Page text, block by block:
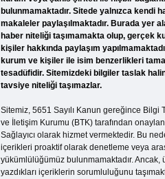
bulunmamaktadır. Sitede yalnızca kendi
makaleler paylaşılmaktadır. Burada yer
haber niteliği taşımamakta olup, gerçek
kişiler hakkında paylaşım
kurum ve kişiler ile isim benzerlikleri
tesadüfidir. Sitemizdeki bilgiler taslak
tavsiye niteliği taşımazlar.
Sitemiz, 5651 Sayılı Kanun gereğince Bilgi
ve İletişim Kurumu (BTK) tarafından
Sağlayıcı olarak hizmet vermektedir. Bu
içerikleri proaktif olarak denetleme veya
yükümlülüğümüz bulunmamaktadır. Ancak,
yazdıkları içeriklerin sorumluluğunu